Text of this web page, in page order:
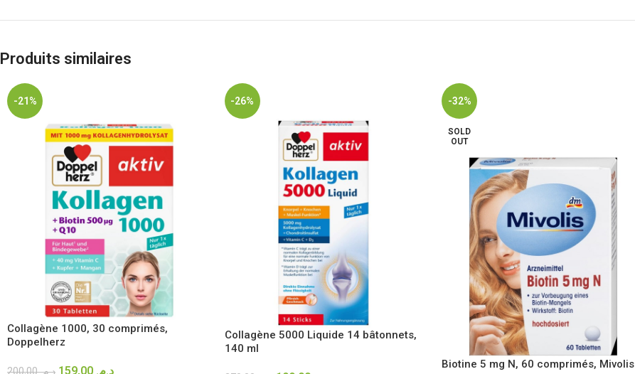
Produits similaires
-21%
Collagène 1000, 30 comprimés,
Doppelherz
د.م.200,00 د.م.
-26%
Collagène 5000 Liquide 14 bâtonnets,
140 ml
-32%
SOLD
OUT
Biotine 5 mg N, 60 comprimés, Mivolis